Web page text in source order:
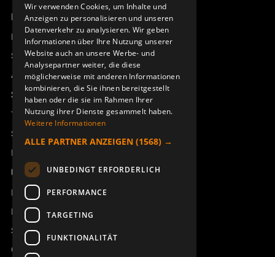
Produktübersicht
Remotus
Sesam
Access_Ctrl
Support
Technischer Support
Service buchen
Handbücher und Videoanleitungen
Über Åkerströms
Kontakt
Neuigkeiten
Sicherheit und Richtlinien
Geschäftsbedingungen
DEUTSCH
Wir verwenden Cookies, um Inhalte und
Anzeigen zu personalisieren und unseren
Datenverkehr zu analysieren. Wir geben
Informationen über Ihre Nutzung unserer
Website auch an unsere Werbe- und
Analysepartner weiter, die diese
möglicherweise mit anderen Informationen
kombinieren, die Sie ihnen bereitgestellt
haben oder die sie im Rahmen Ihrer
Nutzung ihrer Dienste gesammelt haben.
Weitere Informationen
ALLE PARTNER ANZEIGEN (1568) →
UNBEDINGT ERFORDERLICH
PERFORMANCE
TARGETING
FUNKTIONALITÄT